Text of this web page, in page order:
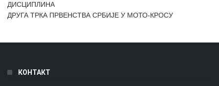
ДИСЦИПЛИНА
ДРУГА ТРКА ПРВЕНСТВА СРБИЈЕ У МОТО-КРОСУ
КОНТАКТ